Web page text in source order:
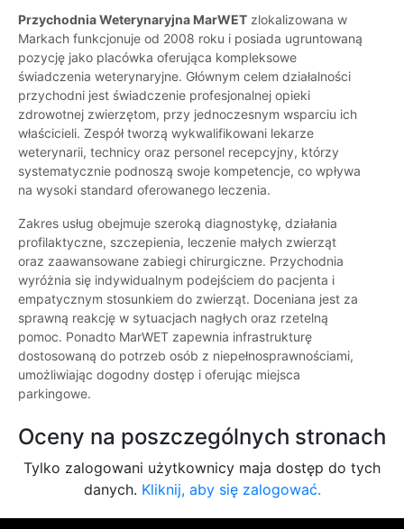
Przychodnia Weterynaryjna MarWET zlokalizowana w
Markach funkcjonuje od 2008 roku i posiada ugruntowaną
pozycję jako placówka oferująca kompleksowe
świadczenia weterynaryjne. Głównym celem działalności
przychodni jest świadczenie profesjonalnej opieki
zdrowotnej zwierzętom, przy jednoczesnym wsparciu ich
właścicieli. Zespół tworzą wykwalifikowani lekarze
weterynarii, technicy oraz personel recepcyjny, którzy
systematycznie podnoszą swoje kompetencje, co wpływa
na wysoki standard oferowanego leczenia.
Zakres usług obejmuje szeroką diagnostykę, działania
profilaktyczne, szczepienia, leczenie małych zwierząt
oraz zaawansowane zabiegi chirurgiczne. Przychodnia
wyróżnia się indywidualnym podejściem do pacjenta i
empatycznym stosunkiem do zwierząt. Doceniana jest za
sprawną reakcję w sytuacjach nagłych oraz rzetelną
pomoc. Ponadto MarWET zapewnia infrastrukturę
dostosowaną do potrzeb osób z niepełnosprawnościami,
umożliwiając dogodny dostęp i oferując miejsca
parkingowe.
Oceny na poszczególnych stronach
Tylko zalogowani użytkownicy maja dostęp do tych
danych. Kliknij, aby się zalogować.